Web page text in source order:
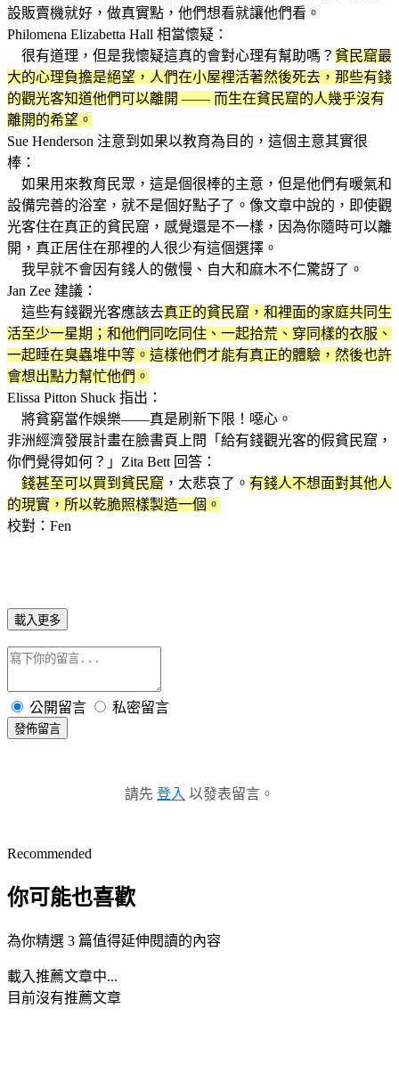
設販賣機就好，做真實點，他們想看就讓他們看。
Philomena Elizabetta Hall 相當懷疑：
很有道理，但是我懷疑這真的會對心理有幫助嗎？ 貧民窟最
大的心理負擔是絕望，人們在小屋裡活著然後死去，那些有錢
的觀光客知道他們可以離開 —— 而生在貧民窟的人幾乎沒有
離開的希望。
Sue Henderson 注意到如果以教育為目的，這個主意其實很
棒：
如果用來教育民眾，這是個很棒的主意，但是他們有暖氣和
設備完善的浴室，就不是個好點子了。像文章中說的，即使觀
光客住在真正的貧民窟，感覺還是不一樣，因為你隨時可以離
開，真正居住在那裡的人很少有這個選擇。
我早就不會因有錢人的傲慢、自大和麻木不仁驚訝了。
Jan Zee 建議：
這些有錢觀光客應該去真正的貧民窟，和裡面的家庭共同生
活至少一星期；和他們同吃同住、一起拾荒、穿同樣的衣服、
一起睡在臭蟲堆中等。這樣他們才能有真正的體驗，然後也許
會想出點力幫忙他們。
Elissa Pitton Shuck 指出：
將貧窮當作娛樂——真是刷新下限！噁心。
非洲經濟發展計畫在臉書頁上問「給有錢觀光客的假貧民窟，
你們覺得如何？」Zita Bett 回答：
錢甚至可以買到貧民窟 ，太悲哀了。 有錢人不想面對其他人
的現實，所以乾脆照樣製造一個。
校對：Fen
載入更多
公開留言 私密留言
發佈留言
請先 登入 以發表留言。
Recommended
你可能也喜歡
為你精選 3 篇值得延伸閱讀的內容
載入推薦文章中...
目前沒有推薦文章